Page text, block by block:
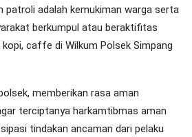
patroli adalah kemukiman warga serta
berkumpul atau beraktifitas
caffe di Wilkum Polsek Simpang
memberikan rasa aman
terciptanya harkamtibmas aman
tindakan ancaman dari pelaku